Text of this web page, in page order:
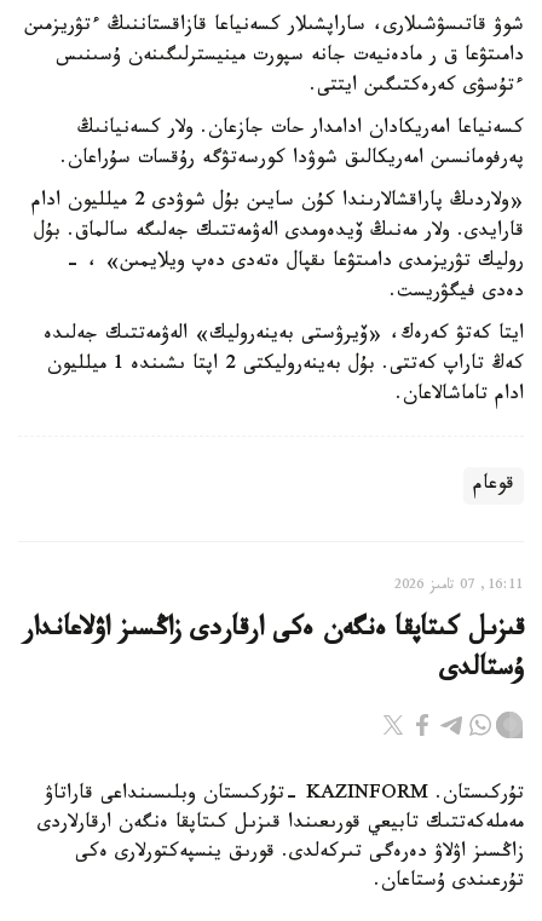
شوۋ قاتىسۋشىلارى، ساراپشىلار كسەنياعا قازاقستاننىڭ ءتۋريزمىن
دامىتۋعا ق ر مادەنيەت جانە سپورت مينيسترلىگىنەن ۇسىنىس
ءتۇسۋى كەرەكتىگىن ايتتى.
كسەنياعا امەريكادان ادامدار حات جازعان. ولار كسەنيانىڭ
پەرفومانسىن امەريكالىق شوۋدا كورسەتۋگە رۇقسات سۇراعان.
«ولاردىڭ پاراقشالارىندا كۇن سايىن بۇل شوۋدى 2 ميلليون ادام
قارايدى. ولار مەنىڭ ۆيدەومدى الەۋمەتتىك جەلىگە سالماق. بۇل
روليك تۋريزمدى دامىتۋعا ىقپال ەتەدى دەپ ويلايمىن» ، -
دەدى فيگۋريست.
ايتا كەتۋ كەرەك، «ۆيرۋستى بەينەروليك» الەۋمەتتىك جەلىدە
كەڭ تاراپ كەتتى. بۇل بەينەروليكتى 2 اپتا ىشىندە 1 ميلليون
ادام تاماشالاعان.
قوعام
16:11, 07 تامىز 2026
قىزىل كىتاپقا ەنگەن ەكى ارقاردى زاڭسىز اۋلاعاندار
ۇستالدى
تۇركىستان. KAZINFORM -تۇركىستان وبلىسىنداعى قاراتاۋ
مەملەكەتتىك تابيعي قورىعىندا قىزىل كىتاپقا ەنگەن ارقارلاردى
زاڭسىز اۋلاۋ دەرەگى تىركەلدى. قورىق ينسپەكتورلارى ەكى
تۇرعىندى ۇستاعان.